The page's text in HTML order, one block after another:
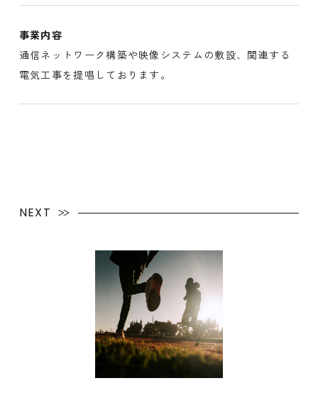
事業内容
通信ネットワーク構築や映像システムの敷設、関連する
電気工事を提唱しております。
NEXT